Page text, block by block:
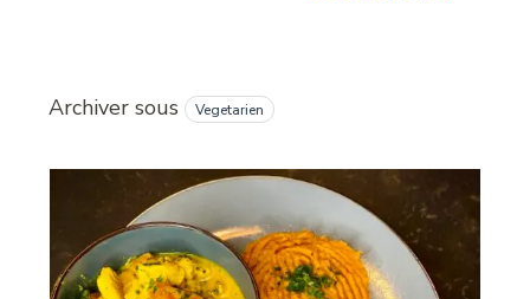
Archiver sous Vegetarien